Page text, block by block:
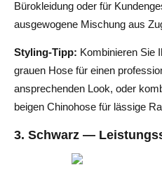
Bürokleidung oder für
ausgewogene Mischung aus
Styling-Tipp: Kombinieren Sie
grauen Hose für einen
ansprechenden Look, oder
beigen Chinohose für lässige
3. Schwarz —